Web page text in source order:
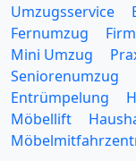
Umzugsservice
Fernumzug
Mini Umzug
Seniorenumzug
Entrümpelung
Möbellift